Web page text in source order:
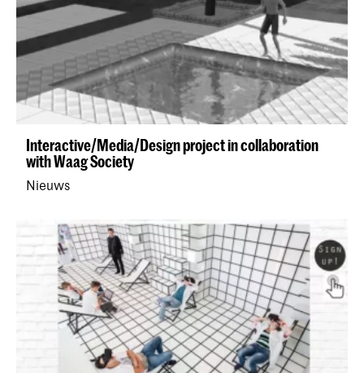
Interactive/Media/Design project in collaboration
with Waag Society
Nieuws